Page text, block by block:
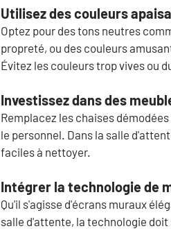
Utilisez des couleurs
Optez pour des tons neutres
propreté, ou des couleurs
Évitez les couleurs trop vives ou
Investissez dans des
Remplacez les chaises
le personnel. Dans la salle
faciles à nettoyer.
Intégrer la technologie de
Qu'il s'agisse d'écrans muraux
salle d'attente, la technologie